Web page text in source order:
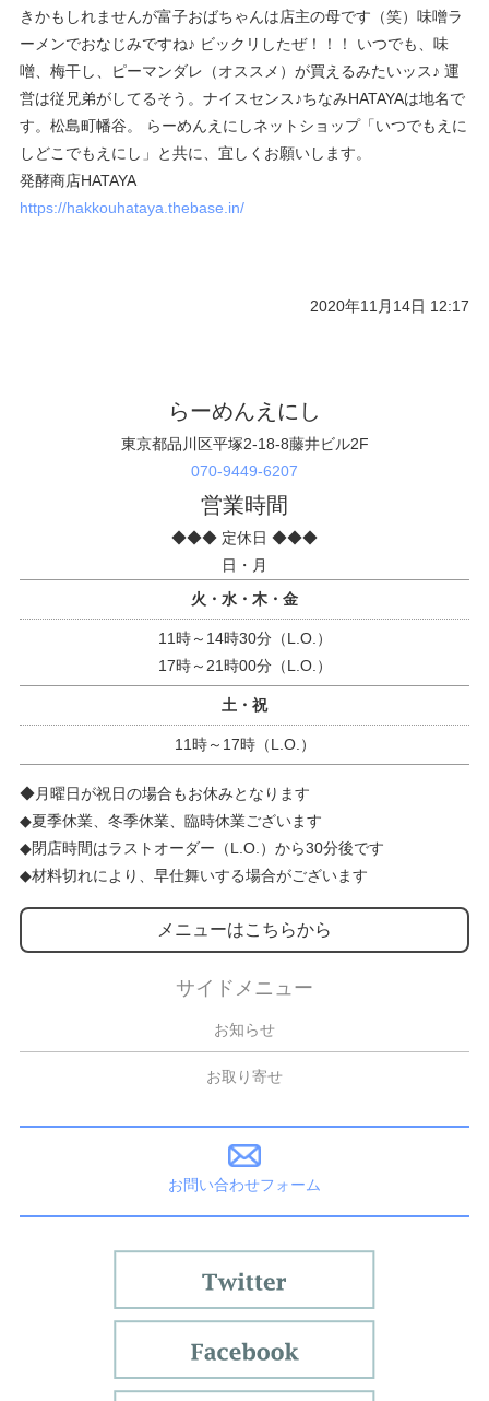
きかもしれませんが富子おばちゃんは店主の母です（笑）味噌ラ
ーメンでおなじみですね♪ ビックリしたぜ！！！ いつでも、味
噌、梅干し、ピーマンダレ（オススメ）が買えるみたいッス♪ 運
営は従兄弟がしてるそう。ナイスセンス♪ちなみHATAYAは地名で
す。松島町幡谷。 らーめんえにしネットショップ「いつでもえに
しどこでもえにし」と共に、宜しくお願いします。
発酵商店HATAYA
https://hakkouhataya.thebase.in/
2020年11月14日 12:17
らーめんえにし
東京都品川区平塚2-18-8藤井ビル2F
070-9449-6207
営業時間
◆◆◆ 定休日 ◆◆◆
日・月
火・水・木・金
11時～14時30分（L.O.）
17時～21時00分（L.O.）
土・祝
11時～17時（L.O.）
◆月曜日が祝日の場合もお休みとなります
◆夏季休業、冬季休業、臨時休業ございます
◆閉店時間はラストオーダー（L.O.）から30分後です
◆材料切れにより、早仕舞いする場合がございます
メニューはこちらから
サイドメニュー
お知らせ
お取り寄せ
お問い合わせフォーム